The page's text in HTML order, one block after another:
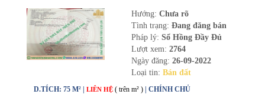
Hướng: Chưa rõ
Tình trạng: Đang đăng bán
Pháp lý: Sổ Hồng Đầy Đủ
Lượt xem: 2764
Ngày đăng: 26-09-2022
Loại tin: Bán đất
D.TÍCH: 75 M² | LIÊN HỆ ( trên m² ) | CHÍNH CHỦ